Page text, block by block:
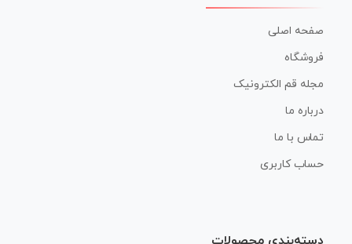
صفحه اصلی
فروشگاه
مجله قم الکترونیک
درباره ما
تماس با ما
حساب کاربری